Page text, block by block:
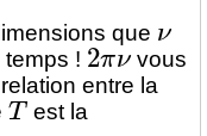
que
temps !
2πν
vous
entre la
T
est la